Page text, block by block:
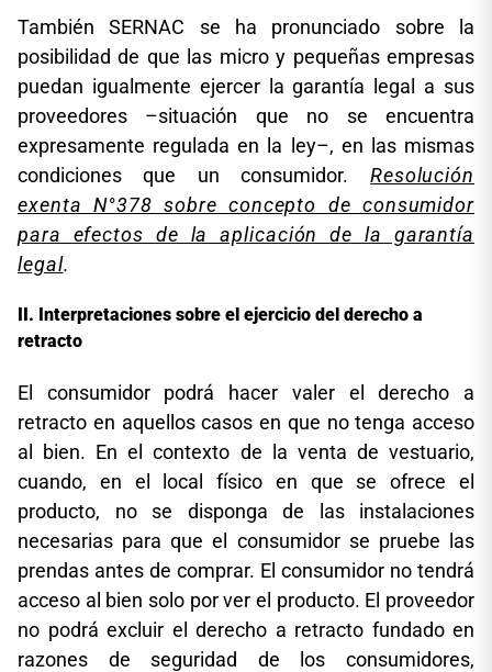
También SERNAC se ha pronunciado sobre la
posibilidad de que las micro y pequeñas empresas
puedan igualmente ejercer la garantía legal a sus
proveedores –situación que no se encuentra
expresamente regulada en la ley–, en las mismas
condiciones que un consumidor. Resolución
exenta N°378 sobre concepto de consumidor
para efectos de la aplicación de la garantía
legal.
Interpretaciones sobre el ejercicio del derecho a
retracto
El consumidor podrá hacer valer el derecho a
retracto en aquellos casos en que no tenga acceso
al bien. En el contexto de la venta de vestuario,
cuando, en el local físico en que se ofrece el
producto, no se disponga de las instalaciones
necesarias para que el consumidor se pruebe las
prendas antes de comprar. El consumidor no tendrá
acceso al bien solo por ver el producto. El proveedor
no podrá excluir el derecho a retracto fundado en
razones de seguridad de los consumidores,